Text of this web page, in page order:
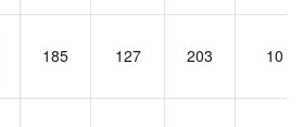
185 127 203 10